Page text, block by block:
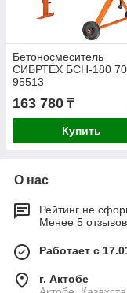
Бетоносмеситель
СИБРТЕХ БСН-180
95513
163 780 ₸
Купить
О нас
Рейтинг не
Менее 5
Работает с
г. Актобе